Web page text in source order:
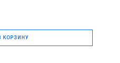
КОРЗИНУ